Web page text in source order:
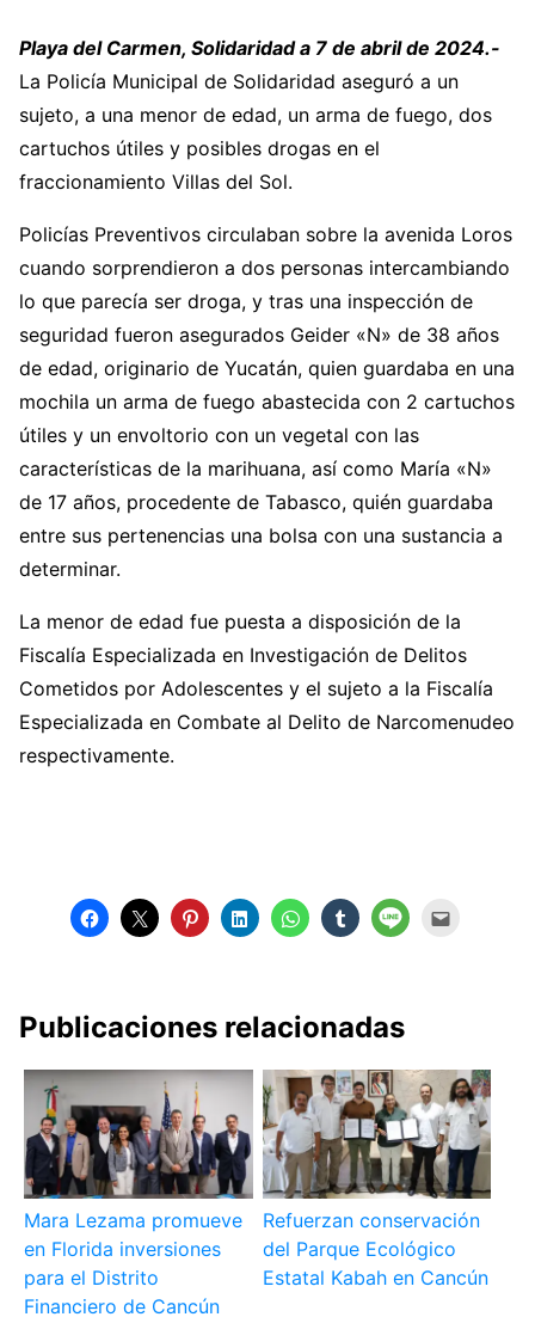
Playa del Carmen, Solidaridad a 7 de abril de 2024.-
La Policía Municipal de Solidaridad aseguró a un
sujeto, a una menor de edad, un arma de fuego, dos
cartuchos útiles y posibles drogas en el
fraccionamiento Villas del Sol.
Policías Preventivos circulaban sobre la avenida Loros
cuando sorprendieron a dos personas intercambiando
lo que parecía ser droga, y tras una inspección de
seguridad fueron asegurados Geider «N» de 38 años
de edad, originario de Yucatán, quien guardaba en una
mochila un arma de fuego abastecida con 2 cartuchos
útiles y un envoltorio con un vegetal con las
características de la marihuana, así como María «N»
de 17 años, procedente de Tabasco, quién guardaba
entre sus pertenencias una bolsa con una sustancia a
determinar.
La menor de edad fue puesta a disposición de la
Fiscalía Especializada en Investigación de Delitos
Cometidos por Adolescentes y el sujeto a la Fiscalía
Especializada en Combate al Delito de Narcomenudeo
respectivamente.
Publicaciones relacionadas
Mara Lezama promueve
en Florida inversiones
para el Distrito
Financiero de Cancún
Refuerzan conservación
del Parque Ecológico
Estatal Kabah en Cancún